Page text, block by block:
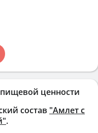
ценности
состав "Амлет с
.